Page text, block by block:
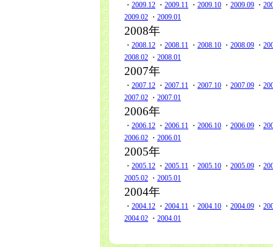
・ 2009.12 ・ 2009.11 ・ 2009.10 ・ 2009.09 ・
2009.02 ・ 2009.01
2008年
・ 2008.12 ・ 2008.11 ・ 2008.10 ・ 2008.09 ・
2008.02 ・ 2008.01
2007年
・ 2007.12 ・ 2007.11 ・ 2007.10 ・ 2007.09 ・
2007.02 ・ 2007.01
2006年
・ 2006.12 ・ 2006.11 ・ 2006.10 ・ 2006.09 ・
2006.02 ・ 2006.01
2005年
・ 2005.12 ・ 2005.11 ・ 2005.10 ・ 2005.09 ・
2005.02 ・ 2005.01
2004年
・ 2004.12 ・ 2004.11 ・ 2004.10 ・ 2004.09 ・
2004.02 ・ 2004.01